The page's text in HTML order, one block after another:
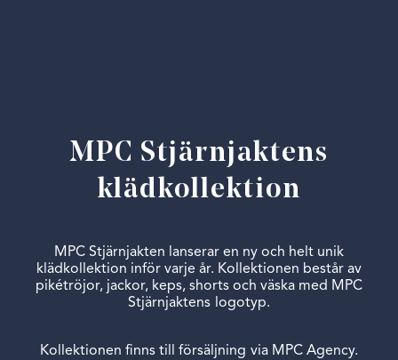
MPC Stjärnjaktens
klädkollektion
MPC Stjärnjakten lanserar en ny och helt unik
klädkollektion inför varje år. Kollektionen består av
pikétröjor, jackor, keps, shorts och väska med MPC
Stjärnjaktens logotyp.
Kollektionen finns till försäljning via MPC Agency.